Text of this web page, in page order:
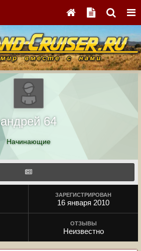
андрей 64
Начинающие
ЗАРЕГИСТРИРОВАН
16 января 2010
ОТЗЫВЫ
Неизвестно